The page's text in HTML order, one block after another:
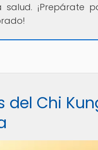
¡Prepárate
del Chi